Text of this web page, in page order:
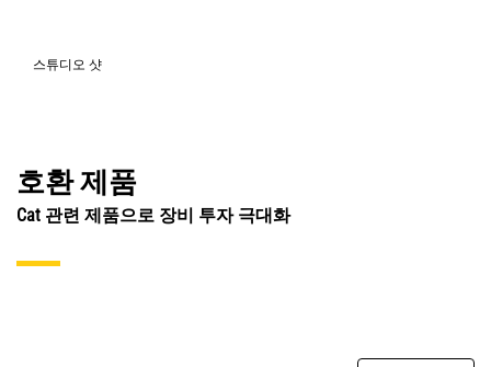
스튜디오 샷
호환 제품
Cat 관련 제품으로 장비 투자 극대화